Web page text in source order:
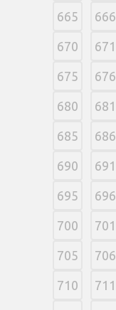
665 666
670 671
675 676
680 681
685 686
690 691
695 696
700 701
705 706
710 711